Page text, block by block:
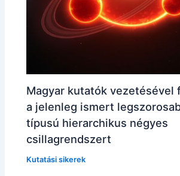
Magyar kutatók vezetésével
a jelenleg ismert
típusú hierarchikus négyes
csillagrendszert
Kutatási sikerek